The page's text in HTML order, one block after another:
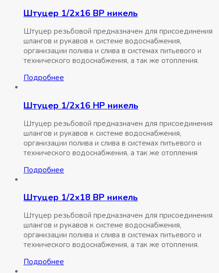
Штуцер 1/2х16 ВР никель
Штуцер резьбовой предназначен для присоединения
шлангов и рукавов к системе водоснабжения,
организации полива и слива в системах питьевого и
технического водоснабжения, а так же отопления.
Подробнее
Штуцер 1/2х16 НР никель
Штуцер резьбовой предназначен для присоединения
шлангов и рукавов к системе водоснабжения,
организации полива и слива в системах питьевого и
технического водоснабжения, а так же отопления
Подробнее
Штуцер 1/2х18 ВР никель
Штуцер резьбовой предназначен для присоединения
шлангов и рукавов к системе водоснабжения,
организации полива и слива в системах питьевого и
технического водоснабжения, а так же отопления.
Подробнее